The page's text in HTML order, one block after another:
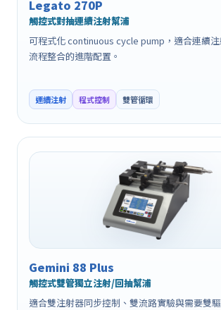
Legato 270P
觸控式對抽連續注射幫浦
可程式化 continuous cycle pump，適合連續
流程整合的進階配置。
連續注射 程式控制 雙管循環
Gemini 88 Plus
觸控式雙管獨立注射/回抽幫浦
適合雙注射器同步控制、雙流路實驗與需要雙